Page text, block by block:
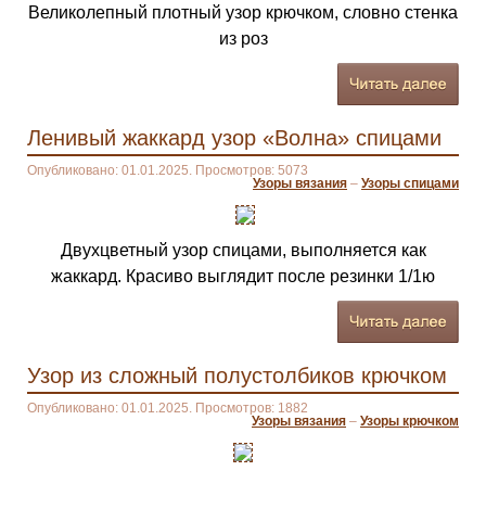
Великолепный плотный узор крючком, словно стенка
из роз
Ленивый жаккард узор «Волна» спицами
Опубликовано: 01.01.2025. Просмотров: 5073
Узоры вязания – Узоры спицами
Двухцветный узор спицами, выполняется как
жаккард. Красиво выглядит после резинки 1/1ю
Узор из сложный полустолбиков крючком
Опубликовано: 01.01.2025. Просмотров: 1882
Узоры вязания – Узоры крючком